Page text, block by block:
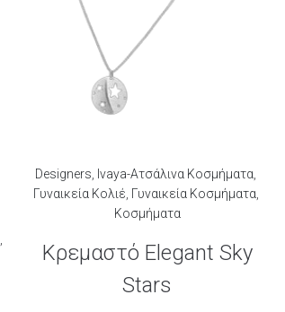
Designers, Ivaya-Ατσάλινα Κοσμήματα,
Γυναικεία Κολιέ, Γυναικεία Κοσμήματα,
Κοσμήματα
Κρεμαστό Elegant Sky
Stars